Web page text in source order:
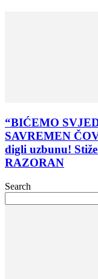
“BIĆEMO
SAVREMEN
digli uzbunu!
RAZORAN
Search